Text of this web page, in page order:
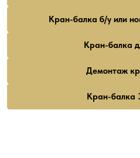
Кран-балка б/у или
Кран-балка
Демонтаж
Кран-балка